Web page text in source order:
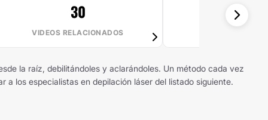
30
VIDEOS RELACIONADOS
100%
la raíz, debilitándoles y aclarándoles. Un método cada vez
los especialistas en depilación láser del listado siguiente.